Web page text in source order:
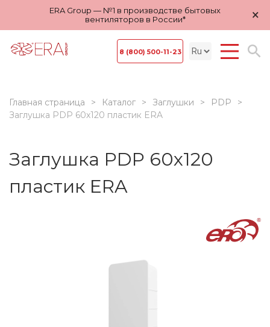
ERA Group — №1 в производстве бытовых
вентиляторов в России*
×
8 (800) 500-11-23
Главная страница Каталог Заглушки
PDP
Заглушка PDP 60х120 пластик ERA
Заглушка PDP 60х120
пластик ERA